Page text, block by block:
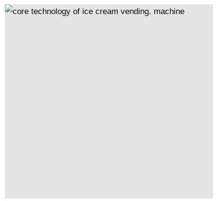
intelligenti con pagamenti integrati e funzionalità IoT. I futuri